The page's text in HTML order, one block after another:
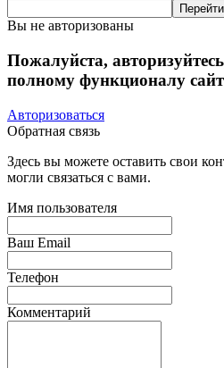
Вы не авторизованы
Пожалуйста,
полному функционалу
Авторизоваться
Обратная связь
Здесь вы можете оставить свои
могли связаться с вами.
Имя пользователя
Ваш Email
Телефон
Комментарий